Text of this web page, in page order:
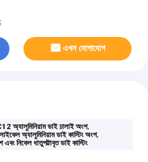
এখন যোগাযোগ
অ্যালুমিনিয়াম ডাই ঢালাই অংশ,
অ্যালুমিনিয়াম ডাই কাস্টিং অংশ,
এবং নিকেল ধাতুপট্টাবৃত ডাই কাস্টিং